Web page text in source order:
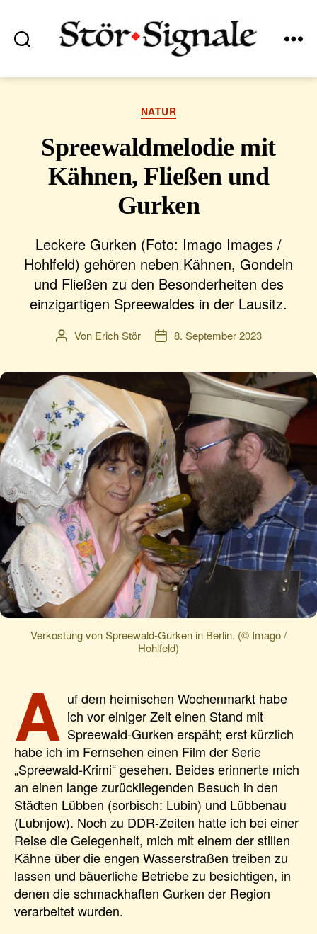
Kategorien
NATUR
Spreewaldmelodie mit
Kähnen, Fließen und
Gurken
Leckere Gurken (Foto: Imago Images /
Hohlfeld) gehören neben Kähnen, Gondeln
und Fließen zu den Besonderheiten des
einzigartigen Spreewaldes in der Lausitz.
Beitragsautor
Von Erich Stör Veröffentlichungsdatum
8. September 2023
Verkostung von Spreewald-Gurken in Berlin. (© Imago /
Hohlfeld)
A uf dem heimischen Wochenmarkt habe
ich vor einiger Zeit einen Stand mit
Spreewald-Gurken erspäht; erst kürzlich
habe ich im Fernsehen einen Film der Serie
„Spreewald-Krimi“ gesehen. Beides erinnerte mich
an einen lange zurückliegenden Besuch in den
Städten Lübben (sorbisch: Lubin) und Lübbenau
(Lubnjow). Noch zu DDR-Zeiten hatte ich bei einer
Reise die Gelegenheit, mich mit einem der stillen
Kähne über die engen Wasserstraßen treiben zu
lassen und bäuerliche Betriebe zu besichtigen, in
denen die schmackhaften Gurken der Region
verarbeitet wurden.